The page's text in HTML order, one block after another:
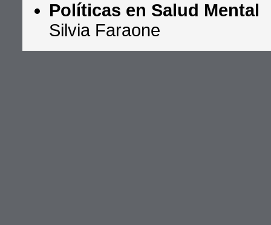
Políticas en Salud Mental
Silvia Faraone